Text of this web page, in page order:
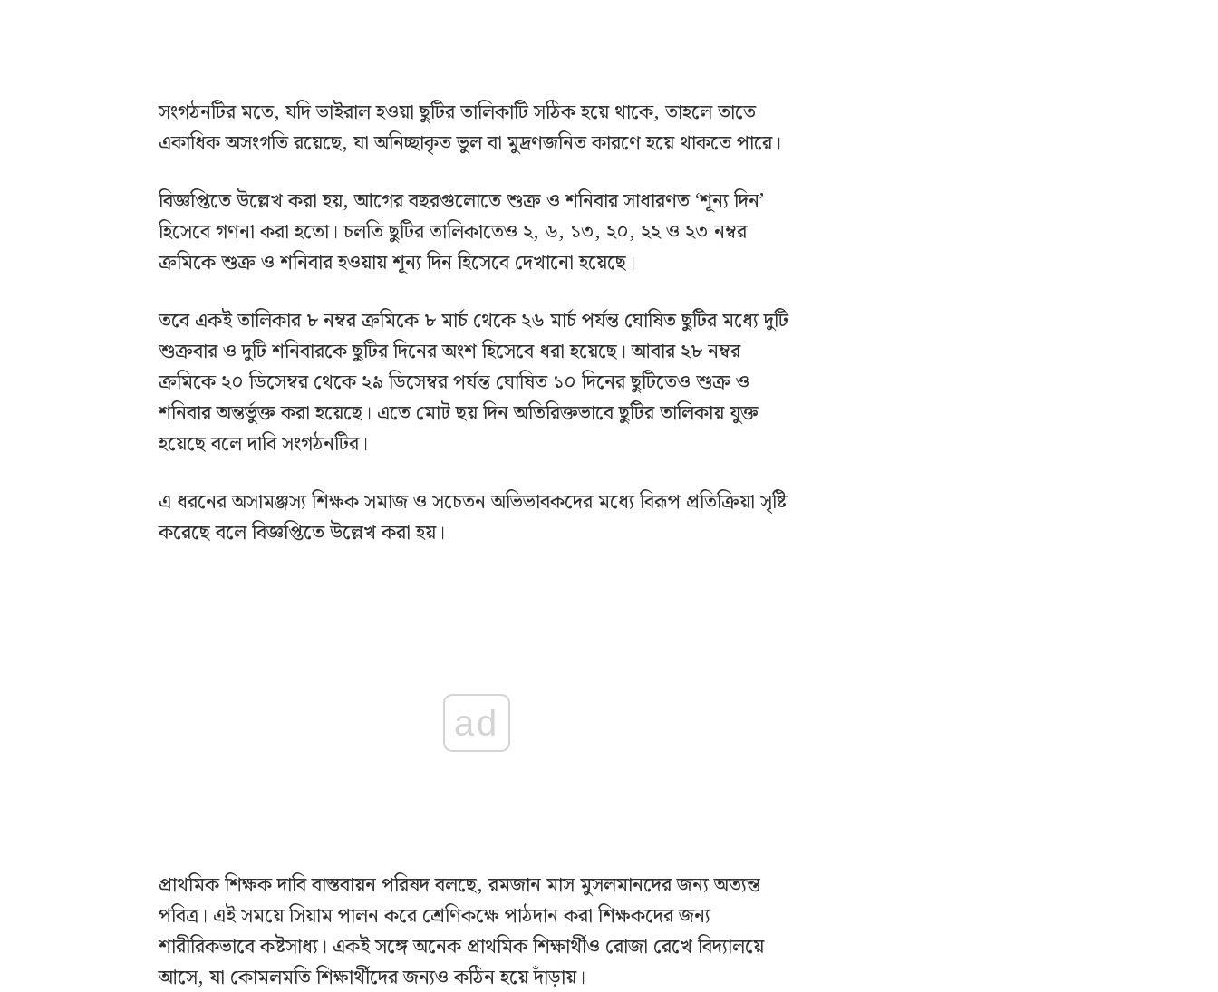
সংগঠনটির মতে, যদি ভাইরাল হওয়া ছুটির তালিকাটি সঠিক হয়ে থাকে, তাহলে তাতে
একাধিক অসংগতি রয়েছে, যা অনিচ্ছাকৃত ভুল বা মুদ্রণজনিত কারণে হয়ে থাকতে পারে।
বিজ্ঞপ্তিতে উল্লেখ করা হয়, আগের বছরগুলোতে শুক্র ও শনিবার সাধারণত ‘শূন্য দিন’
হিসেবে গণনা করা হতো। চলতি ছুটির তালিকাতেও ২, ৬, ১৩, ২০, ২২ ও ২৩ নম্বর
ক্রমিকে শুক্র ও শনিবার হওয়ায় শূন্য দিন হিসেবে দেখানো হয়েছে।
তবে একই তালিকার ৮ নম্বর ক্রমিকে ৮ মার্চ থেকে ২৬ মার্চ পর্যন্ত ঘোষিত ছুটির মধ্যে দুটি
শুক্রবার ও দুটি শনিবারকে ছুটির দিনের অংশ হিসেবে ধরা হয়েছে। আবার ২৮ নম্বর
ক্রমিকে ২০ ডিসেম্বর থেকে ২৯ ডিসেম্বর পর্যন্ত ঘোষিত ১০ দিনের ছুটিতেও শুক্র ও
শনিবার অন্তর্ভুক্ত করা হয়েছে। এতে মোট ছয় দিন অতিরিক্তভাবে ছুটির তালিকায় যুক্ত
হয়েছে বলে দাবি সংগঠনটির।
এ ধরনের অসামঞ্জস্য শিক্ষক সমাজ ও সচেতন অভিভাবকদের মধ্যে বিরূপ প্রতিক্রিয়া সৃষ্টি
করেছে বলে বিজ্ঞপ্তিতে উল্লেখ করা হয়।
ad
প্রাথমিক শিক্ষক দাবি বাস্তবায়ন পরিষদ বলছে, রমজান মাস মুসলমানদের জন্য অত্যন্ত
পবিত্র। এই সময়ে সিয়াম পালন করে শ্রেণিকক্ষে পাঠদান করা শিক্ষকদের জন্য
শারীরিকভাবে কষ্টসাধ্য। একই সঙ্গে অনেক প্রাথমিক শিক্ষার্থীও রোজা রেখে বিদ্যালয়ে
আসে, যা কোমলমতি শিক্ষার্থীদের জন্যও কঠিন হয়ে দাঁড়ায়।